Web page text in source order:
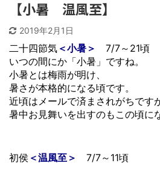
【小暑 温風至】
2019年2月1日
二十四節気 ＜小暑＞
7/7～21頃
いつの間にか「小暑」ですね。
小暑とは梅雨が明け、
暑さが本格的になる頃です。
近頃はメールで済まされがちですが
暑中お見舞いを出すのもこの頃に
初侯 ＜温風至＞ 7/7～11頃